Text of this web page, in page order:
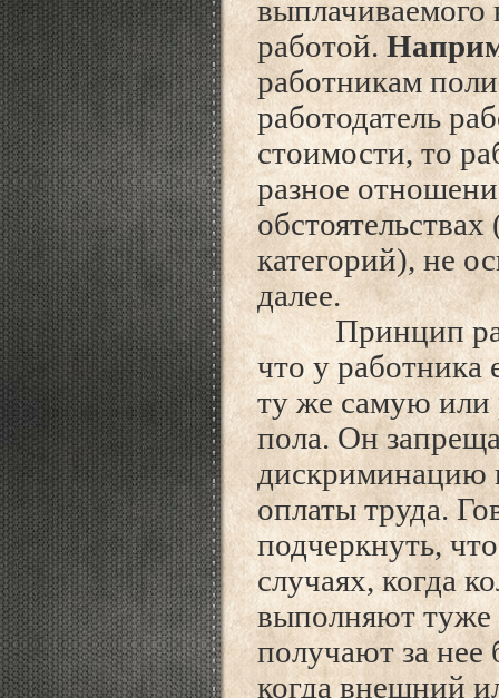
выплачиваемого
работой.
работникам
работодатель
стоимости, то
разное
категорий), не
далее.
Принцип
что у работника
ту же самую или
пола. Он
дискриминацию
оплаты труда.
подчеркнуть,
случаях, когда
выполняют туже
получают за нее
когда внешний